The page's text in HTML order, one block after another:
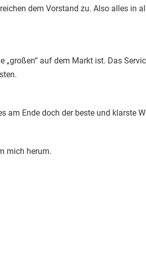
dem Vorstand zu. Also alles in
„großen“ auf dem Markt ist. Das
am Ende doch der beste und klarste
mich herum.